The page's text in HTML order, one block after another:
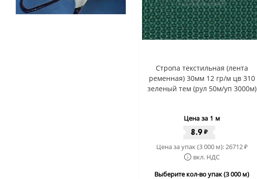
Стропа текстильная (лента
ременная) 30мм 12 гр/м цв 310
зеленый тем (рул 50м/уп 3000м)
Цена за 1 м
8.9₽
Цена за упак (3 000 м):26712₽
вкл. НДС
Выберите кол-во упак (3 000 м)